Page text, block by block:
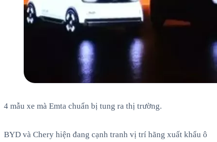
4 mẫu xe mà Emta chuẩn bị tung ra thị trường.
BYD và Chery hiện đang cạnh tranh vị trí hãng xuất khẩu ô